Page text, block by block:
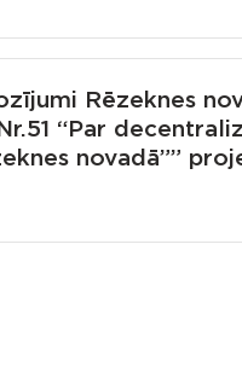
Rēzeknes
“Par
novadā””